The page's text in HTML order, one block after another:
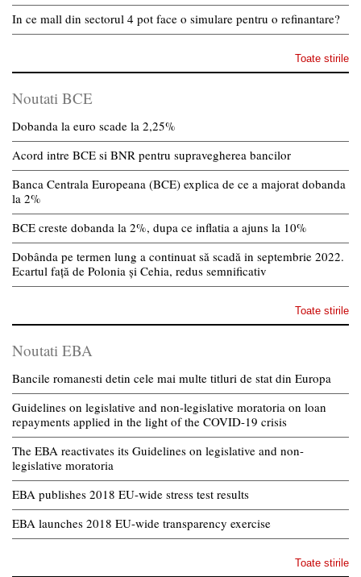
In ce mall din sectorul 4 pot face o simulare pentru o refinantare?
Toate stirile
Noutati BCE
Dobanda la euro scade la 2,25%
Acord intre BCE si BNR pentru supravegherea bancilor
Banca Centrala Europeana (BCE) explica de ce a majorat dobanda
la 2%
BCE creste dobanda la 2%, dupa ce inflatia a ajuns la 10%
Dobânda pe termen lung a continuat să scadă in septembrie 2022.
Ecartul față de Polonia și Cehia, redus semnificativ
Toate stirile
Noutati EBA
Bancile romanesti detin cele mai multe titluri de stat din Europa
Guidelines on legislative and non-legislative moratoria on loan
repayments applied in the light of the COVID-19 crisis
The EBA reactivates its Guidelines on legislative and non-
legislative moratoria
EBA publishes 2018 EU-wide stress test results
EBA launches 2018 EU-wide transparency exercise
Toate stirile